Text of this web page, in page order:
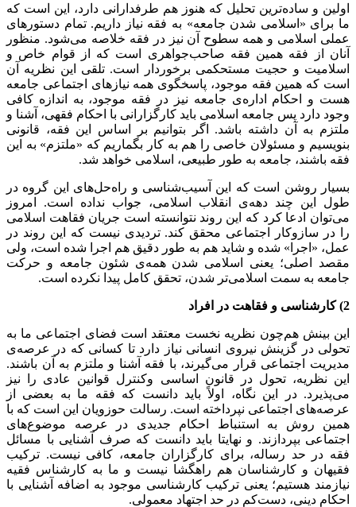
اولین و ساده‌ترین تحلیل که هنوز هم طرفدارانی دارد، این است که
ما برای «اسلامی شدن جامعه» به فقه نیاز داریم. تمام دستورهای
عملی اسلامی و همه سطوح آن نیز در فقه خلاصه می‌شود. منظور
آنان از فقه همین فقه صاحب‌جواهری است که از قوام خاص و
اسلامیت و حجیت مستحکمی برخوردار است. تلقی این نظریه آن
است که همین فقه موجود، پاسخگوی همه نیازهای اجتماعی جامعه
هست و احکام اداره‌ی جامعه نیز در فقه موجود، به اندازه کافی
وجود دارد پس جامعه اسلامی باید کارگزارانی با احکام فقهی، آشنا و
ملتزم به آن داشته باشد. اگر بتوانیم بر اساس این فقه، قانونی
بنویسیم و مسئولان خاصی را هم به کار بگماریم که «ملتزم» به این
فقه باشند، جامعه به طور طبیعی، اسلامی خواهد شد.
بسیار روشن است که این آسیب‌شناسی و راه‌حل‌های این گروه در
طول این چند دهه‌ی انقلاب اسلامی، جواب نداده است. امروز
می‌توان ادعا کرد که این روند نتوانسته است جریان فقاهت اسلامی
را در سازوکار اجتماعی محقق کند. تردیدی نیست که این روند در
عمل، «اجرا» شده و شاید هم به طور دقیق هم اجرا شده است، ولی
مقصد اصلی؛ یعنی اسلامی شدن همه‌ی شئون جامعه و حرکت
جامعه به سمت اسلامی‌تر شدن، تحقق کامل پیدا نکرده است.
2) کارشناسی و فقاهت در افراد
این بینش هم‌چون نظریه نخست معتقد است فضای اجتماعی ما به
تحولی در گزینش نیروی انسانی نیاز دارد تا کسانی که در عرصه‌ی
مدیریت اجتماعی قرار می‌گیرند، با فقه آشنا و ملتزم به آن باشند.
این نظریه‌، تحول در قانون اساسی وکنترل قوانین عادی را نیز
می‌پذیرد. در این نگاه، اولاً باید دانست که فقه ما به بعضی از
عرصه‌های اجتماعی نپرداخته است. رسالت حوزویان این است که با
همین روش به استنباط احکام جدیدی در عرصه موضوع‌های
اجتماعی بپردازند. و نهایتا باید دانست که صرف آشنایی با مسائل
فقه در حد رساله، برای کارگزاران جامعه، کافی نیست. ترکیب
فقیهان و کارشناسان هم راهگشا نیست و ما به کارشناس فقیه
نیازمند هستیم؛ یعنی ترکیب کارشناسی موجود به اضافه آشنایی با
احکام دینی، دست‌کم در حد اجتهاد معمولی.